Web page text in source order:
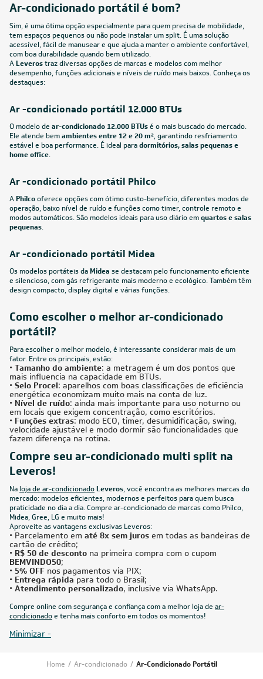
Ar-condicionado portátil é bom?
Sim, é uma ótima opção especialmente para quem precisa de mobilidade,
tem espaços pequenos ou não pode instalar um split. É uma solução
acessível, fácil de manusear e que ajuda a manter o ambiente confortável,
com boa durabilidade quando bem utilizado.
ALeverostraz diversas opções de marcas e modelos com melhor
desempenho, funções adicionais e níveis de ruído mais baixos. Conheça os
destaques:
Ar -condicionado portátil 12.000 BTUs
O modelo de ar-condicionado 12.000 BTUsé o mais buscado do mercado.
Ele atende bemambientes entre 12 e 20 m², garantindo resfriamento
estável e boa performance. É ideal paradormitórios, salas pequenas e
home office.
Ar -condicionado portátil Philco
APhilcooferece opções com ótimo custo-benefício, diferentes modos de
operação, baixo nível de ruído e funções como timer, controle remoto e
modos automáticos. São modelos ideais para uso diário emquartos e salas
pequenas.
Ar -condicionado portátil Midea
Os modelos portáteis daMidea se destacam pelo funcionamento eficiente
e silencioso, com gás refrigerante mais moderno e ecológico. Também têm
design compacto, display digital e várias funções.
Como escolher o melhor ar-condicionado
portátil?
Para escolher o melhor modelo, é interessante considerar mais de um
fator. Entre os principais, estão:
• Tamanho do ambiente: a metragem é um dos pontos que
mais influencia na capacidade em BTUs.
• Selo Procel: aparelhos com boas classificações de eficiência
energética economizam muito mais na conta de luz.
• Nível de ruído: ainda mais importante para uso noturno ou
em locais que exigem concentração, como escritórios.
• Funções extras: modo ECO, timer, desumidificação, swing,
velocidade ajustável e modo dormir são funcionalidades que
fazem diferença na rotina.
Compre seu ar-condicionado multi split na
Leveros!
Naloja de ar-condicionadoLeveros, você encontra as melhores marcas do
mercado: modelos eficientes, modernos e perfeitos para quem busca
praticidade no dia a dia. Compre ar-condicionado de marcas como Philco,
Midea, Gree, LG e muito mais!
Aproveite as vantagens exclusivas Leveros:
• Parcelamento em até 8x sem juros em todas as bandeiras de
cartão de crédito;
• R$ 50 de desconto na primeira compra com o cupom
BEMVINDO50;
• 5% OFF nos pagamentos via PIX;
• Entrega rápida para todo o Brasil;
• Atendimento personalizado, inclusive via WhatsApp.
Compre online com segurança e confiança com a melhor loja de ar-
condicionadoe tenha mais conforto em todos os momentos!
Minimizar -
Home / Ar-condicionado / Ar-Condicionado Portátil